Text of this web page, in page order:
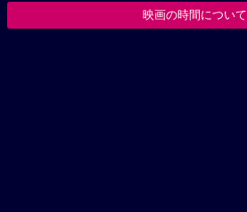
映画の時間について